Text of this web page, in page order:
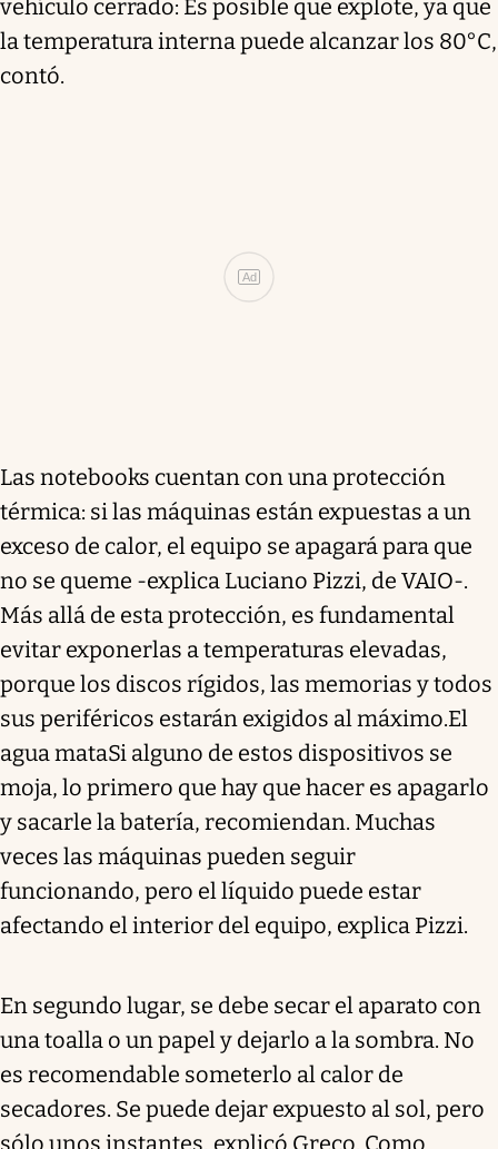
vehículo cerrado: Es posible que explote, ya que
la temperatura interna puede alcanzar los 80°C,
contó.
Ad
Las notebooks cuentan con una protección
térmica: si las máquinas están expuestas a un
exceso de calor, el equipo se apagará para que
no se queme -explica Luciano Pizzi, de VAIO-.
Más allá de esta protección, es fundamental
evitar exponerlas a temperaturas elevadas,
porque los discos rígidos, las memorias y todos
sus periféricos estarán exigidos al máximo.El
agua mataSi alguno de estos dispositivos se
moja, lo primero que hay que hacer es apagarlo
y sacarle la batería, recomiendan. Muchas
veces las máquinas pueden seguir
funcionando, pero el líquido puede estar
afectando el interior del equipo, explica Pizzi.
En segundo lugar, se debe secar el aparato con
una toalla o un papel y dejarlo a la sombra. No
es recomendable someterlo al calor de
secadores. Se puede dejar expuesto al sol, pero